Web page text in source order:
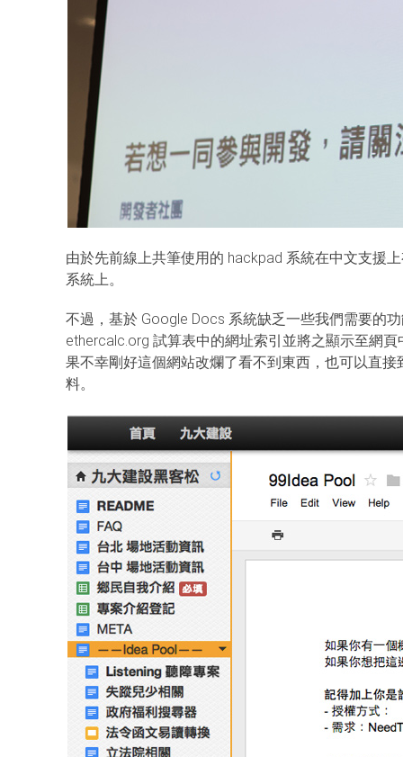
由於先前線上共筆使用的 hackpad 系統在中文支援
系統上。
不過，基於 Google Docs 系統缺乏一些我們需要的
ethercalc.org 試算表中的網址索引並將之顯示至網
果不幸剛好這個網站改爛了看不到東西，也可以直
料。